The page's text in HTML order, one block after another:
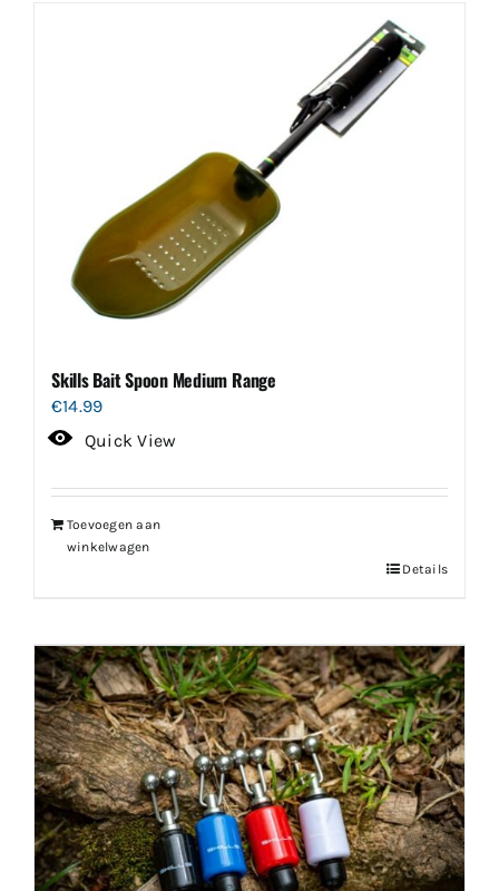
productpagina
Skills Bait Spoon Medium Range
€14.99
Quick View
Toevoegen aan
winkelwagen
Details